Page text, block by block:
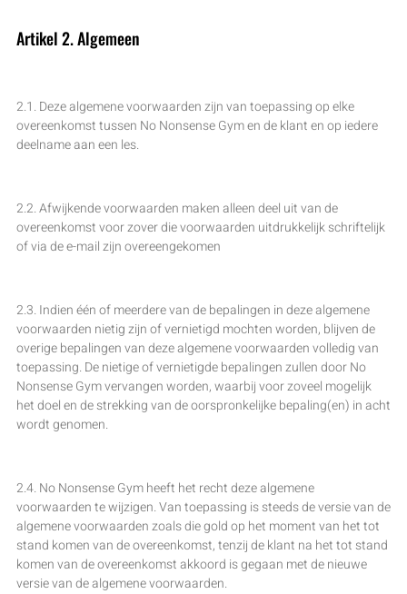
Artikel 2. Algemeen
2.1. Deze algemene voorwaarden zijn van toepassing op elke
overeenkomst tussen No Nonsense Gym en de klant en op iedere
deelname aan een les.
2.2. Afwijkende voorwaarden maken alleen deel uit van de
overeenkomst voor zover die voorwaarden uitdrukkelijk schriftelijk
of via de e-mail zijn overeengekomen
2.3. Indien één of meerdere van de bepalingen in deze algemene
voorwaarden nietig zijn of vernietigd mochten worden, blijven de
overige bepalingen van deze algemene voorwaarden volledig van
toepassing. De nietige of vernietigde bepalingen zullen door No
Nonsense Gym vervangen worden, waarbij voor zoveel mogelijk
het doel en de strekking van de oorspronkelijke bepaling(en) in acht
wordt genomen.
2.4. No Nonsense Gym heeft het recht deze algemene
voorwaarden te wijzigen. Van toepassing is steeds de versie van de
algemene voorwaarden zoals die gold op het moment van het tot
stand komen van de overeenkomst, tenzij de klant na het tot stand
komen van de overeenkomst akkoord is gegaan met de nieuwe
versie van de algemene voorwaarden.